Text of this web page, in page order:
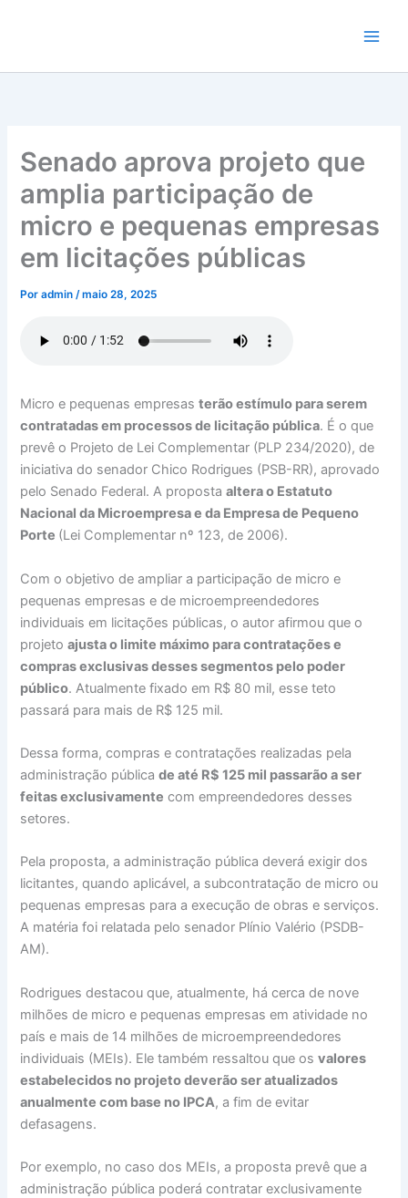
conteúdo
Senado aprova projeto que
amplia participação de
micro e pequenas empresas
em licitações públicas
Poradmin/maio 28, 2025
Micro e pequenas empresasterão estímulo para serem
contratadas em processos de licitação pública. É o que
prevê o Projeto de Lei Complementar (PLP 234/2020), de
iniciativa do senador Chico Rodrigues (PSB-RR), aprovado
pelo Senado Federal. A propostaaltera o Estatuto
Nacional da Microempresa e da Empresa de Pequeno
Porte (Lei Complementar nº 123, de 2006).
Com o objetivo de ampliar a participação de micro e
pequenas empresas e de microempreendedores
individuais em licitações públicas, o autor afirmou que o
projetoajusta o limite máximo para contratações e
compras exclusivas desses segmentos pelo poder
público. Atualmente fixado em R$ 80 mil, esse teto
passará para mais de R$ 125 mil.
Dessa forma, compras e contratações realizadas pela
administração públicade até R$ 125 mil passarão a ser
feitas exclusivamente com empreendedores desses
setores.
Pela proposta, a administração pública deverá exigir dos
licitantes, quando aplicável, a subcontratação de micro ou
pequenas empresas para a execução de obras e serviços.
A matéria foi relatada pelo senador Plínio Valério (PSDB-
AM).
Rodrigues destacou que, atualmente, há cerca de nove
milhões de micro e pequenas empresas em atividade no
país e mais de 14 milhões de microempreendedores
individuais (MEIs). Ele também ressaltou que osvalores
estabelecidos no projeto deverão ser atualizados
anualmente com base no IPCA, a fim de evitar
defasagens.
Por exemplo, no caso dos MEIs, a proposta prevê que a
administração pública poderá contratar exclusivamente